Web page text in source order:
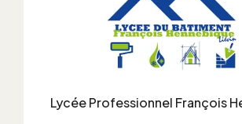
Lycée Professionnel François